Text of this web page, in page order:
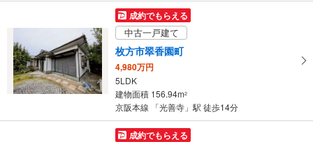
成約でもらえる
中古一戸建て
枚方市翠香園町
4,980万円
5LDK
建物面積 156.94m2
京阪本線 「光善寺」駅 徒歩14分
成約でもらえる